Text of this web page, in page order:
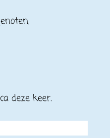
deze keer.